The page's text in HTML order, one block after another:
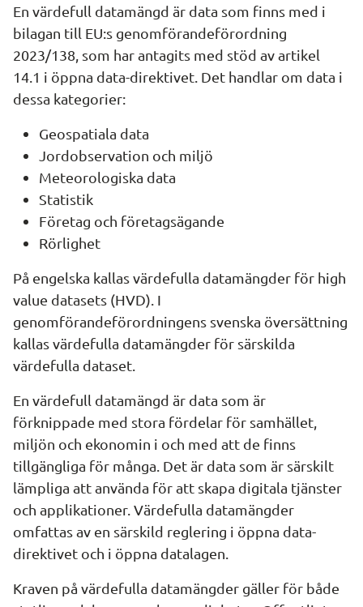
En värdefull datamängd är data som finns med i
bilagan till EU:s genomförandeförordning
2023/138, som har antagits med stöd av artikel
14.1 i öppna data-direktivet. Det handlar om data i
dessa kategorier:
Geospatiala data
Jordobservation och miljö
Meteorologiska data
Statistik
Företag och företagsägande
Rörlighet
På engelska kallas värdefulla datamängder för high
value datasets (HVD). I
genomförandeförordningens svenska översättning
kallas värdefulla datamängder för särskilda
värdefulla dataset.
En värdefull datamängd är data som är
förknippade med stora fördelar för samhället,
miljön och ekonomin i och med att de finns
tillgängliga för många. Det är data som är särskilt
lämpliga att använda för att skapa digitala tjänster
och applikationer. Värdefulla datamängder
omfattas av en särskild reglering i öppna data-
direktivet och i öppna datalagen.
Kraven på värdefulla datamängder gäller för både